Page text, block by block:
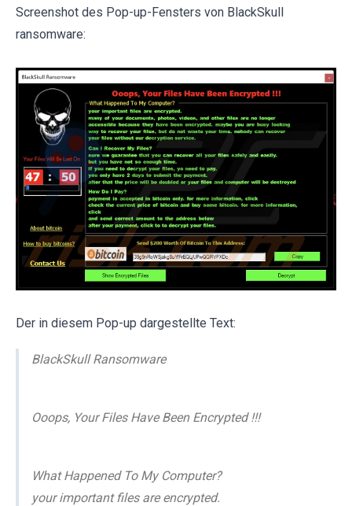
Screenshot des Pop-up-Fensters von BlackSkull
ransomware:
Der in diesem Pop-up dargestellte Text:
BlackSkull Ransomware
Ooops, Your Files Have Been Encrypted !!!
What Happened To My Computer?
your important files are encrypted.